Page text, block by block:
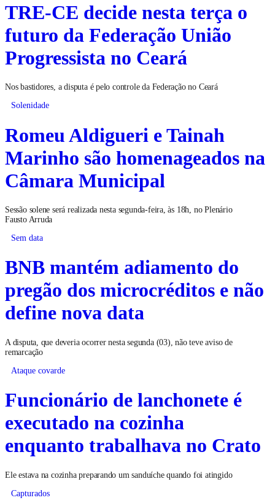
TRE-CE decide nesta terça o
futuro da Federação União
Progressista no Ceará
Nos bastidores, a disputa é pelo controle da Federação no Ceará
Solenidade
Romeu Aldigueri e Tainah
Marinho são homenageados na
Câmara Municipal
Sessão solene será realizada nesta segunda-feira, às 18h, no Plenário
Fausto Arruda
Sem data
BNB mantém adiamento do
pregão dos microcréditos e não
define nova data
A disputa, que deveria ocorrer nesta segunda (03), não teve aviso de
remarcação
Ataque covarde
Funcionário de lanchonete é
executado na cozinha
enquanto trabalhava no Crato
Ele estava na cozinha preparando um sanduíche quando foi atingido
Capturados